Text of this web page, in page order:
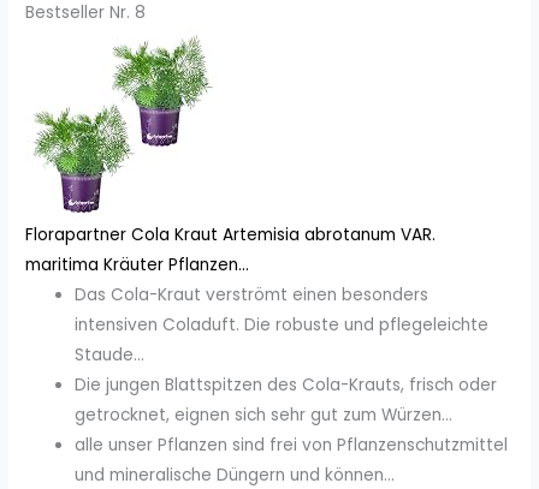
Bestseller Nr. 8
Florapartner Cola Kraut Artemisia abrotanum VAR.
maritima Kräuter Pflanzen...
Das Cola-Kraut verströmt einen besonders
intensiven Coladuft. Die robuste und pflegeleichte
Staude...
Die jungen Blattspitzen des Cola-Krauts, frisch oder
getrocknet, eignen sich sehr gut zum Würzen...
alle unser Pflanzen sind frei von Pflanzenschutzmittel
und mineralische Düngern und können...